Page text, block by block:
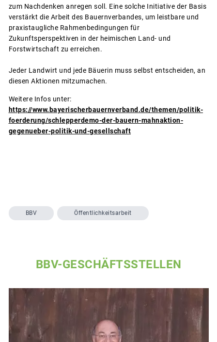
zum Nachdenken anregen soll. Eine solche Initiative der Basis
verstärkt die Arbeit des Bauernverbandes, um leistbare und
praxistaugliche Rahmenbedingungen für
Zukunftsperspektiven in der heimischen Land- und
Forstwirtschaft zu erreichen.
Jeder Landwirt und jede Bäuerin muss selbst entscheiden, an
diesen Aktionen mitzumachen.
Weitere Infos unter:
https://www.bayerischerbauernverband.de/themen/politik-
foerderung/schlepperdemo-der-bauern-mahnaktion-
gegenueber-politik-und-gesellschaft
BBV Öffentlichkeitsarbeit
BBV-GESCHÄFTSSTELLEN